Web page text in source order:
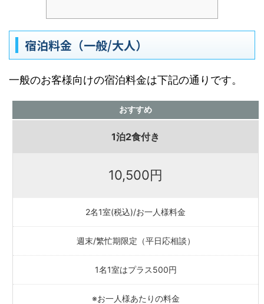
宿泊料金（一般/大人）
一般のお客様向けの宿泊料金は下記の通りです。
おすすめ
1泊2食付き
10,500円
2名1室(税込)/お一人様料金
週末/繁忙期限定（平日応相談）
1名1室はプラス500円
※お一人様あたりの料金